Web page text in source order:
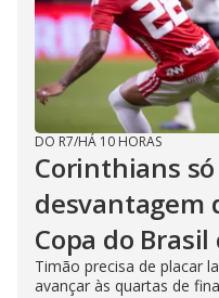
DO R7/HÁ 10 HORAS
Corinthians
desvantagem
Copa do
Timão precisa de placar
avançar às quartas de